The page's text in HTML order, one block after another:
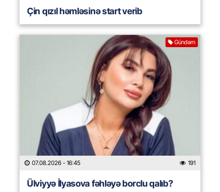
Çin qızıl həmləsinə start verib
Gündəm
07.08.2026 - 16:45 191
Ülviyyə İlyasova fəhləyə borclu qalıb?